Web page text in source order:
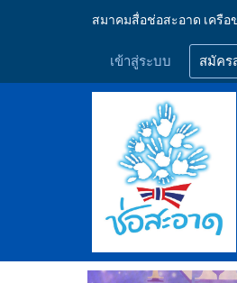
สมาคมสื่อช่อสะอาด เครือ
เข้าสู่ระบบ สมัคร